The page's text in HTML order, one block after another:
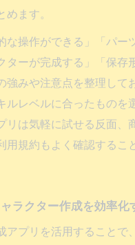
めます。
な操作ができる」「パー
ターが完成する」「保存
強みや注意点を整理して
ルレベルに合ったものを
リは気軽に試せる反面、
用規約もよく確認するこ
ラクター作成を効率化
アプリを活用することで